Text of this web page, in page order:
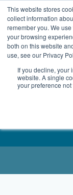
This website stores
collect information
remember you. We
your browsing
both on this website
use, see our Privacy
If you decline, your
website. A single
your preference not
Skip
to
content
2155 9055